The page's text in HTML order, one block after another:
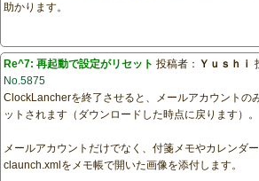
助かります。
Re^7: 再起動で設定がリセット 投稿者： Ｙｕｓｈｉ
No.5875
ClockLancherを終了させると、メールアカウントの
ットされます（ダウンロードした時点に戻ります）。
メールアカウントだけでなく、付箋メモやカレンダ
claunch.xmlをメモ帳で開いた画像を添付します。